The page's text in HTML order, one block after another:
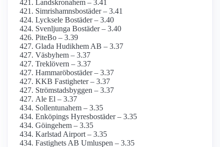
Landskronahem – 3.41
Simrishamnsbostäder – 3.41
Lycksele Bostäder – 3.40
Svenljunga Bostäder – 3.40
PiteBo – 3.39
Glada Hudikhem AB – 3.37
Väsbyhem – 3.37
Treklövern – 3.37
Hammaröbostäder – 3.37
KKB Fastigheter – 3.37
Strömstadsbyggen – 3.37
Ale El – 3.37
Sollentunahem – 3.35
Enköpings Hyresbostäder – 3.35
Göingehem – 3.35
Karlstad Airport – 3.35
Fastighets AB Umluspen – 3.35